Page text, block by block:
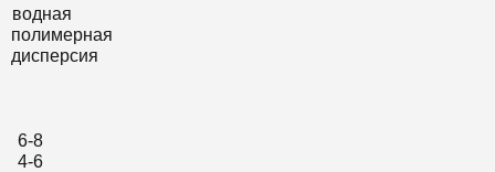
водная
полимерная
дисперсия
6-8
4-6